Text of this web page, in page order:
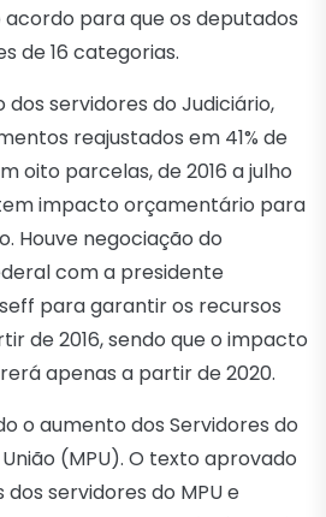
para que os deputados
de 16 categorias.
dos servidores do Judiciário,
reajustados em 41% de
oito parcelas, de 2016 a julho
impacto orçamentário para
Houve negociação do
com a presidente
para garantir os recursos
de 2016, sendo que o impacto
apenas a partir de 2020.
o aumento dos Servidores do
(MPU). O texto aprovado
servidores do MPU e